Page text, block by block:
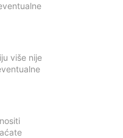
više nije